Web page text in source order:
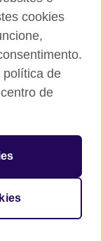
for cultural
cookies
política de
de